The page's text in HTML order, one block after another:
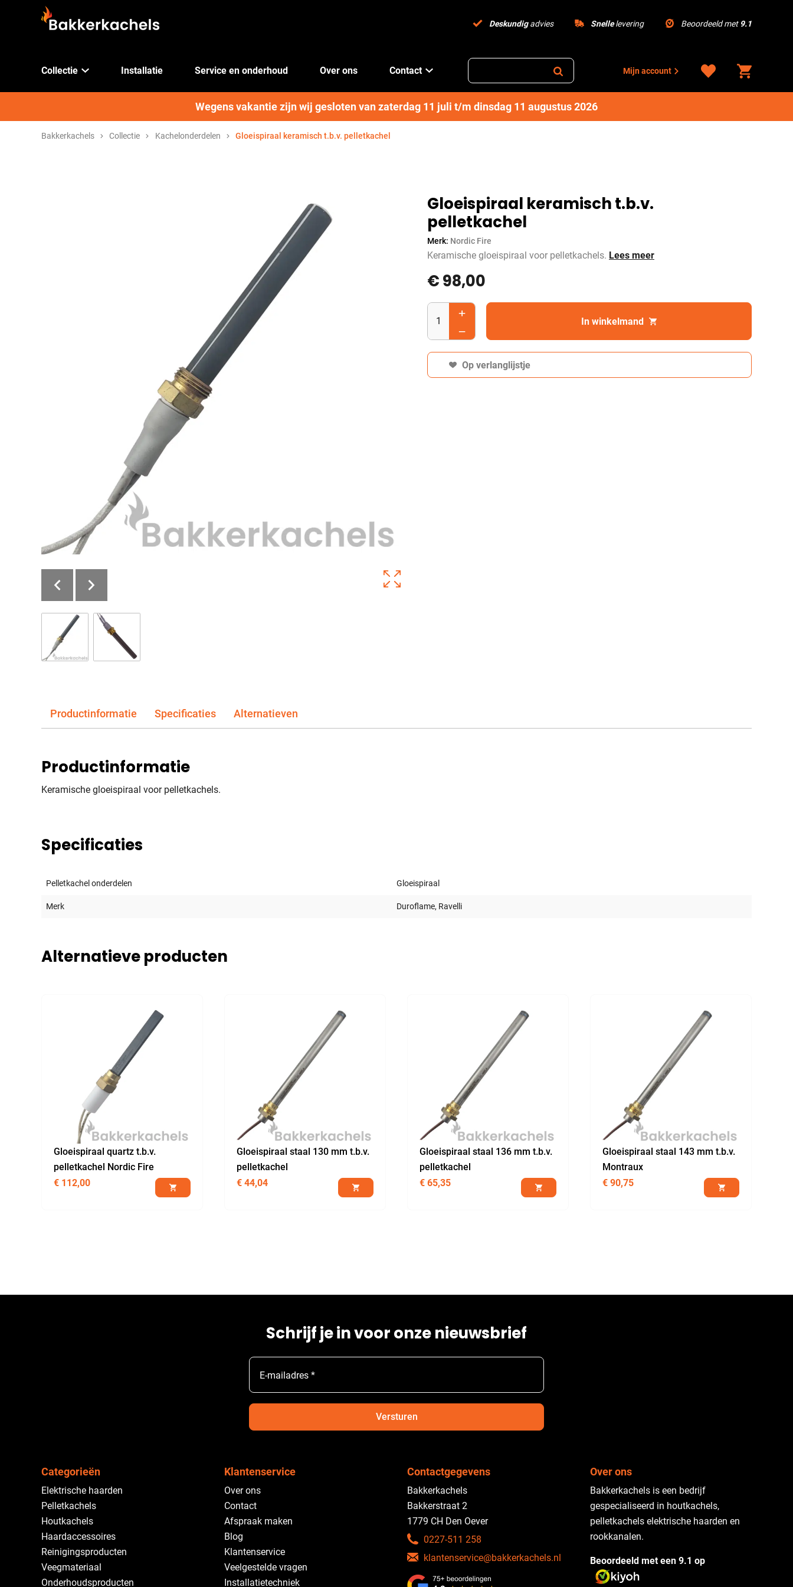
Deskundigadvies Snellelevering Beoordeeld met 9.1
Collectie Installatie Service en onderhoud Over ons Contact Mijn account
Wegens vakantie zijn wij gesloten van zaterdag 11 juli t/m dinsdag 11 augustus 2026
Bakkerkachels Collectie Kachelonderdelen Gloeispiraal keramisch t.b.v. pelletkachel
Gloeispiraal keramisch t.b.v.
pelletkachel
Merk: Nordic Fire
Keramische gloeispiraal voor pelletkachels. Lees meer
€98,00
In winkelmand
Op verlanglijstje
Productinformatie Specificaties Alternatieven
Productinformatie
Keramische gloeispiraal voor pelletkachels.
Specificaties
Pelletkachel onderdelen Gloeispiraal
Merk Duroflame, Ravelli
Alternatieve producten
Gloeispiraal quartz t.b.v.
pelletkachel Nordic Fire
€ 112,00
Gloeispiraal staal 130 mm t.b.v.
pelletkachel
€ 44,04
Gloeispiraal staal 136 mm t.b.v.
pelletkachel
€ 65,35
Gloeispiraal staal 143 mm t.b.v.
Montraux
€ 90,75
Schrijf je in voor onze nieuwsbrief
E-mailadres *
Versturen
Categorieën
Elektrische haarden
Pelletkachels
Houtkachels
Haardaccessoires
Reinigingsproducten
Veegmateriaal
Onderhoudsproducten
Klantenservice
Over ons
Contact
Afspraak maken
Blog
Klantenservice
Veelgestelde vragen
Installatietechniek
Contactgegevens
Bakkerkachels
Bakkerstraat 2
1779 CH Den Oever
0227-511 258
klantenservice@bakkerkachels.nl
Over ons
Bakkerkachels is een bedrijf
gespecialiseerd in houtkachels,
pelletkachels elektrische haarden en
rookkanalen.
Beoordeeld met een 9.1 op